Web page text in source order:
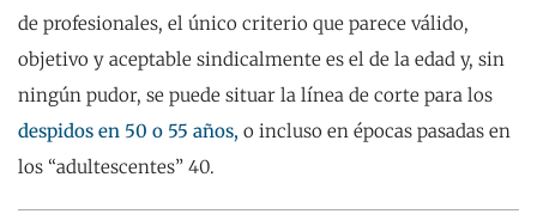
de profesionales, el único criterio que parece válido,
objetivo y aceptable sindicalmente es el de la edad y, sin
ningún pudor, se puede situar la línea de corte para los
despidos en 50 o 55 años, o incluso en épocas pasadas en
los “adultescentes” 40.